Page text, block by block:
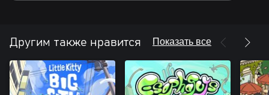
Другим также нравится Показать все